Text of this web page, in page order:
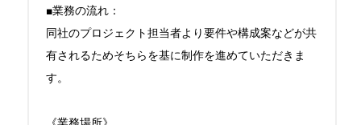
■業務の流れ：
同社のプロジェクト担当者より要件や構成案などが共
有されるためそちらを基に制作を進めていただきま
す。